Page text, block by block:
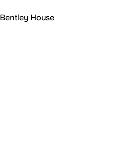
Bentley House